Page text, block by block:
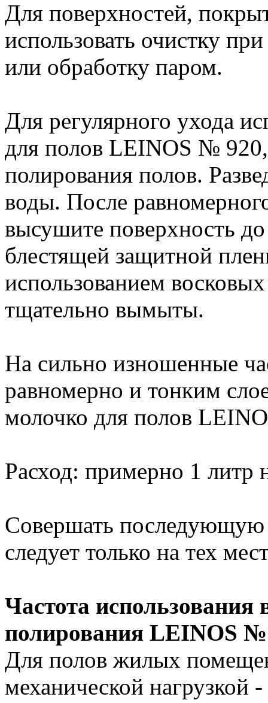
Для поверхностей,
использовать очистку
или обработку паром.
Для регулярного ухода
для полов LEINOS № 920,
полирования полов.
воды. После
высушите поверхность
блестящей защитной
использованием
тщательно вымыты.
На сильно изношенные
равномерно и тонким
молочко для полов
Расход: примерно 1 литр
Совершать последующую
следует только на тех
Частота
полирования LEINOS
Для полов жилых
механической нагрузкой